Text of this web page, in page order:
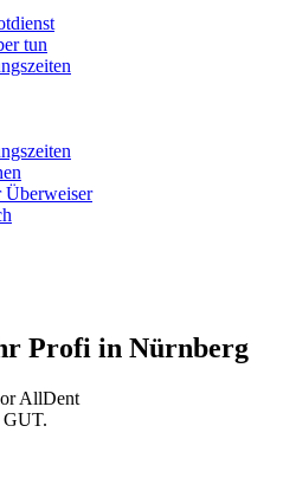
tun
Überweiser
Profi in Nürnberg